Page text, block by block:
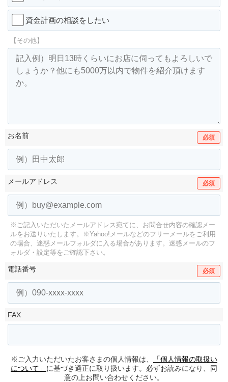
資金計画の相談をしたい
【その他】
お名前 必須
メールアドレス 必須
※ご記入いただいたメールアドレス宛てに、お問合せ内容の確認メー
ルをお送りいたします。
※Yahoo!メールなどのフリーメールをご利用
の場合、迷惑メールフォルダに入る場合があります。 迷惑メールのフ
ォルダ・設定等をご確認下さい。
電話番号 必須
FAX
※ご入力いただいたお客さまの個人情報は、
「個人情報の取扱い
について」 に基づき適正に取り扱います。必ずお読みになり、同
意の上お問い合わせください。